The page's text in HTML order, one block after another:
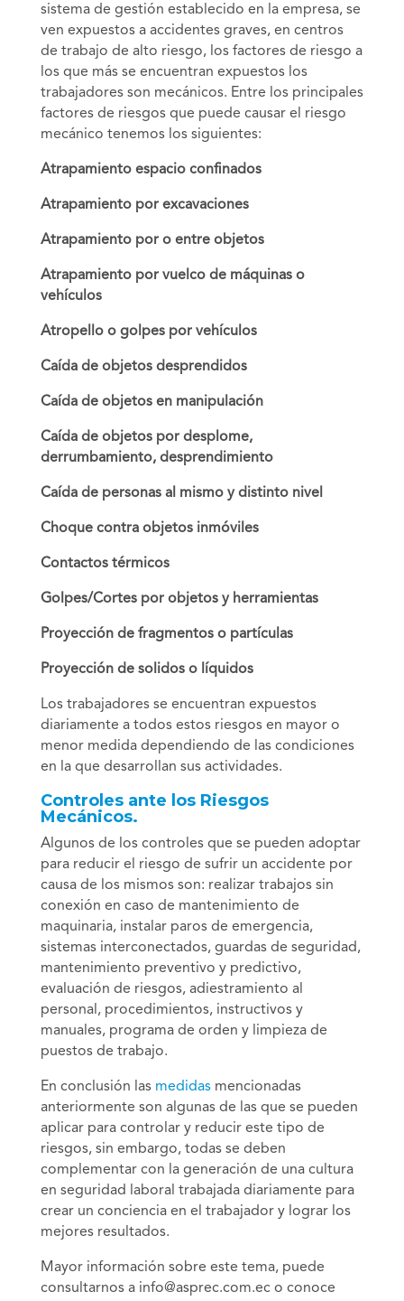
sistema de gestión establecido en la empresa, se
ven expuestos a accidentes graves, en centros
de trabajo de alto riesgo, los factores de riesgo a
los que más se encuentran expuestos los
trabajadores son mecánicos. Entre los principales
factores de riesgos que puede causar el riesgo
mecánico tenemos los siguientes:
Atrapamiento espacio confinados
Atrapamiento por excavaciones
Atrapamiento por o entre objetos
Atrapamiento por vuelco de máquinas o
vehículos
Atropello o golpes por vehículos
Caída de objetos desprendidos
Caída de objetos en manipulación
Caída de objetos por desplome,
derrumbamiento, desprendimiento
Caída de personas al mismo y distinto nivel
Choque contra objetos inmóviles
Contactos térmicos
Golpes/Cortes por objetos y herramientas
Proyección de fragmentos o partículas
Proyección de solidos o líquidos
Los trabajadores se encuentran expuestos
diariamente a todos estos riesgos en mayor o
menor medida dependiendo de las condiciones
en la que desarrollan sus actividades.
Controles ante los Riesgos
Mecánicos.
Algunos de los controles que se pueden adoptar
para reducir el riesgo de sufrir un accidente por
causa de los mismos son: realizar trabajos sin
conexión en caso de mantenimiento de
maquinaria, instalar paros de emergencia,
sistemas interconectados, guardas de seguridad,
mantenimiento preventivo y predictivo,
evaluación de riesgos, adiestramiento al
personal, procedimientos, instructivos y
manuales, programa de orden y limpieza de
puestos de trabajo.
En conclusión las medidasmencionadas
anteriormente son algunas de las que se pueden
aplicar para controlar y reducir este tipo de
riesgos, sin embargo, todas se deben
complementar con la generación de una cultura
en seguridad laboral trabajada diariamente para
crear un conciencia en el trabajador y lograr los
mejores resultados.
Mayor información sobre este tema, puede
consultarnos a info@asprec.com.ec o conoce